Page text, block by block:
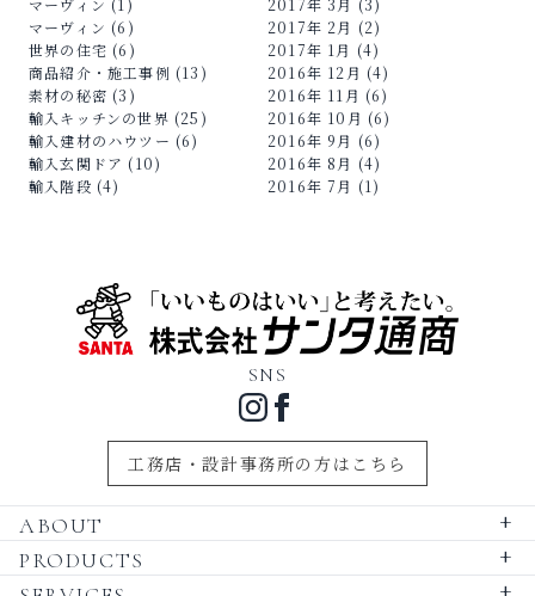
マーヴィン (6)
世界の住宅 (6)
商品紹介・施工事例 (13)
素材の秘密 (3)
輸入キッチンの世界 (25)
輸入建材のハウツー (6)
輸入玄関ドア (10)
輸入階段 (4)
2017年 2月 (2)
2017年 1月 (4)
2016年 12月 (4)
2016年 11月 (6)
2016年 10月 (6)
2016年 9月 (6)
2016年 8月 (4)
2016年 7月 (1)
SNS
工務店・設計事務所の方はこちら
ABOUT +
PRODUCTS +